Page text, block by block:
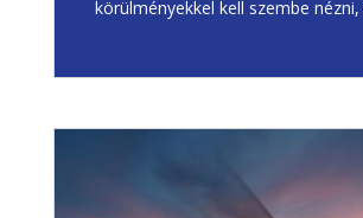
körülményekkel kell szembe nézni,